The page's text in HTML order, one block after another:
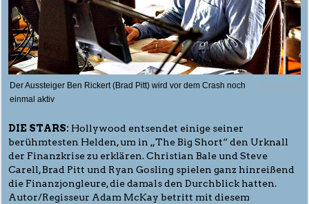
Der Aussteiger Ben Rickert (Brad Pitt) wird vor dem Crash noch
einmal aktiv
© Paramount
DIE STARS: Hollywood entsendet einige seiner
berühmtesten Helden, um in „The Big Short“ den Urknall
der Finanzkrise zu erklären. Christian Bale und Steve
Carell, Brad Pitt und Ryan Gosling spielen ganz hinreißend
die Finanzjongleure, die damals den Durchblick hatten.
Autor/Regisseur Adam McKay betritt mit diesem